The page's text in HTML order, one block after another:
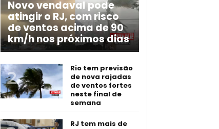
Novo vendaval pode
atingir o RJ, com risco
de ventos acima de 90
km/h nos próximos dias
Rio tem previsão
de nova rajadas
de ventos fortes
neste final de
semana
RJ tem mais de